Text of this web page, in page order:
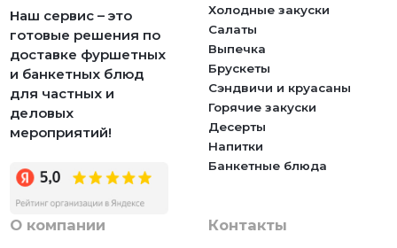
Наш сервис – это
готовые решения по
доставке фуршетных
и банкетных блюд
для частных и
деловых
мероприятий!
Холодные закуски
Салаты
Выпечка
Брускеты
Сэндвичи и круасаны
Горячие закуски
Десерты
Напитки
Банкетные блюда
О компании
Контакты